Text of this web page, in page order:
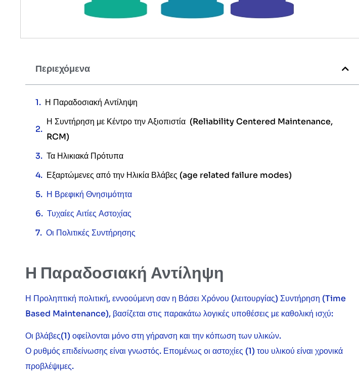
Περιεχόμενα
Η Παραδοσιακή Αντίληψη
Η Συντήρηση με Κέντρο την Αξιοπιστία (Reliability Centered Maintenance,
RCM)
Τα Ηλικιακά Πρότυπα
Εξαρτώμενες από την Ηλικία Βλάβες (age related failure modes)
Η Βρεφική Θνησιμότητα
Τυχαίες Αιτίες Αστοχίας
Οι Πολιτικές Συντήρησης
Η Παραδοσιακή Αντίληψη
Η Προληπτική πολιτική, εννοούμενη σαν η Βάσει Χρόνου (λειτουργίας) Συντήρηση (Time
Based Maintenance), βασίζεται στις παρακάτω λογικές υποθέσεις με καθολική ισχύ:
Οι βλάβες(1) οφείλονται μόνο στη γήρανση και την κόπωση των υλικών.
Ο ρυθμός επιδείνωσης είναι γνωστός. Επομένως οι αστοχίες (1) του υλικού είναι χρονικά
προβλέψιμες.